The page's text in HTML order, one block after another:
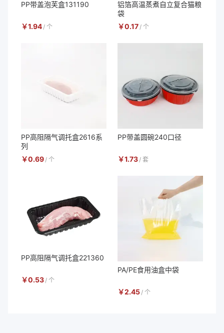
PP带盖泡芙盒131190
￥1.94/ 个
铝箔高温蒸煮自立复合猫粮
袋
￥0.17/ 个
PP高阻隔气调托盒2616系
列
￥0.69/ 个
PP带盖圆碗240口径
￥1.73/ 套
PP高阻隔气调托盒221360
￥0.53 / 个
PA/PE食用油盒中袋
￥2.45/ 个